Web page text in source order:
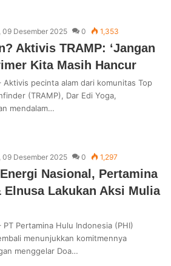
09 Desember 2025 0 1,353
Aktivis TRAMP: ‘Jangan
Kita Masih Hancur
Aktivis pecinta alam dari komunitas Top
(TRAMP), Dar Edi Yoga,
mendalam…
09 Desember 2025 0 1,297
Nasional, Pertamina
Elnusa Lakukan Aksi Mulia
Pertamina Hulu Indonesia (PHI)
menunjukkan komitmennya
menggelar Doa…